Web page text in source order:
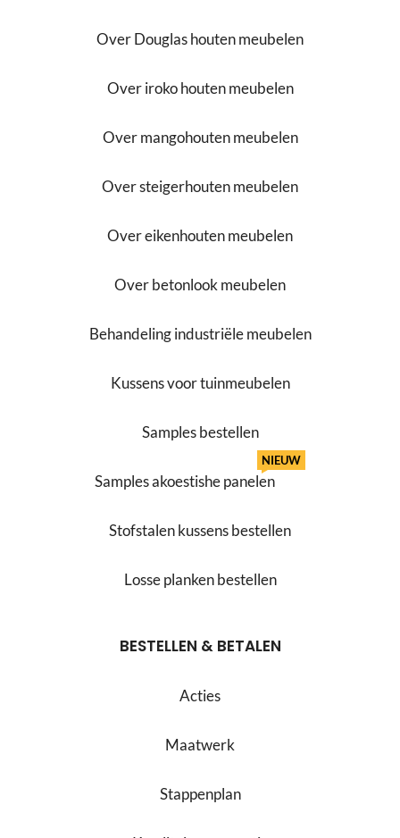
Over Douglas houten meubelen
Over iroko houten meubelen
Over mangohouten meubelen
Over steigerhouten meubelen
Over eikenhouten meubelen
Over betonlook meubelen
Behandeling industriële meubelen
Kussens voor tuinmeubelen
Samples bestellen
Samples akoestishe panelen
NIEUW
Stofstalen kussens bestellen
Losse planken bestellen
BESTELLEN & BETALEN
Acties
Maatwerk
Stappenplan